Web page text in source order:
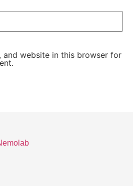
and website in this browser for